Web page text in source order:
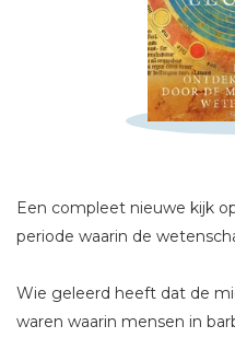
Een compleet nieuwe kijk
periode waarin de
Wie geleerd heeft dat de
waren waarin mensen in
Schrijf hieronder je review!
Bericht *